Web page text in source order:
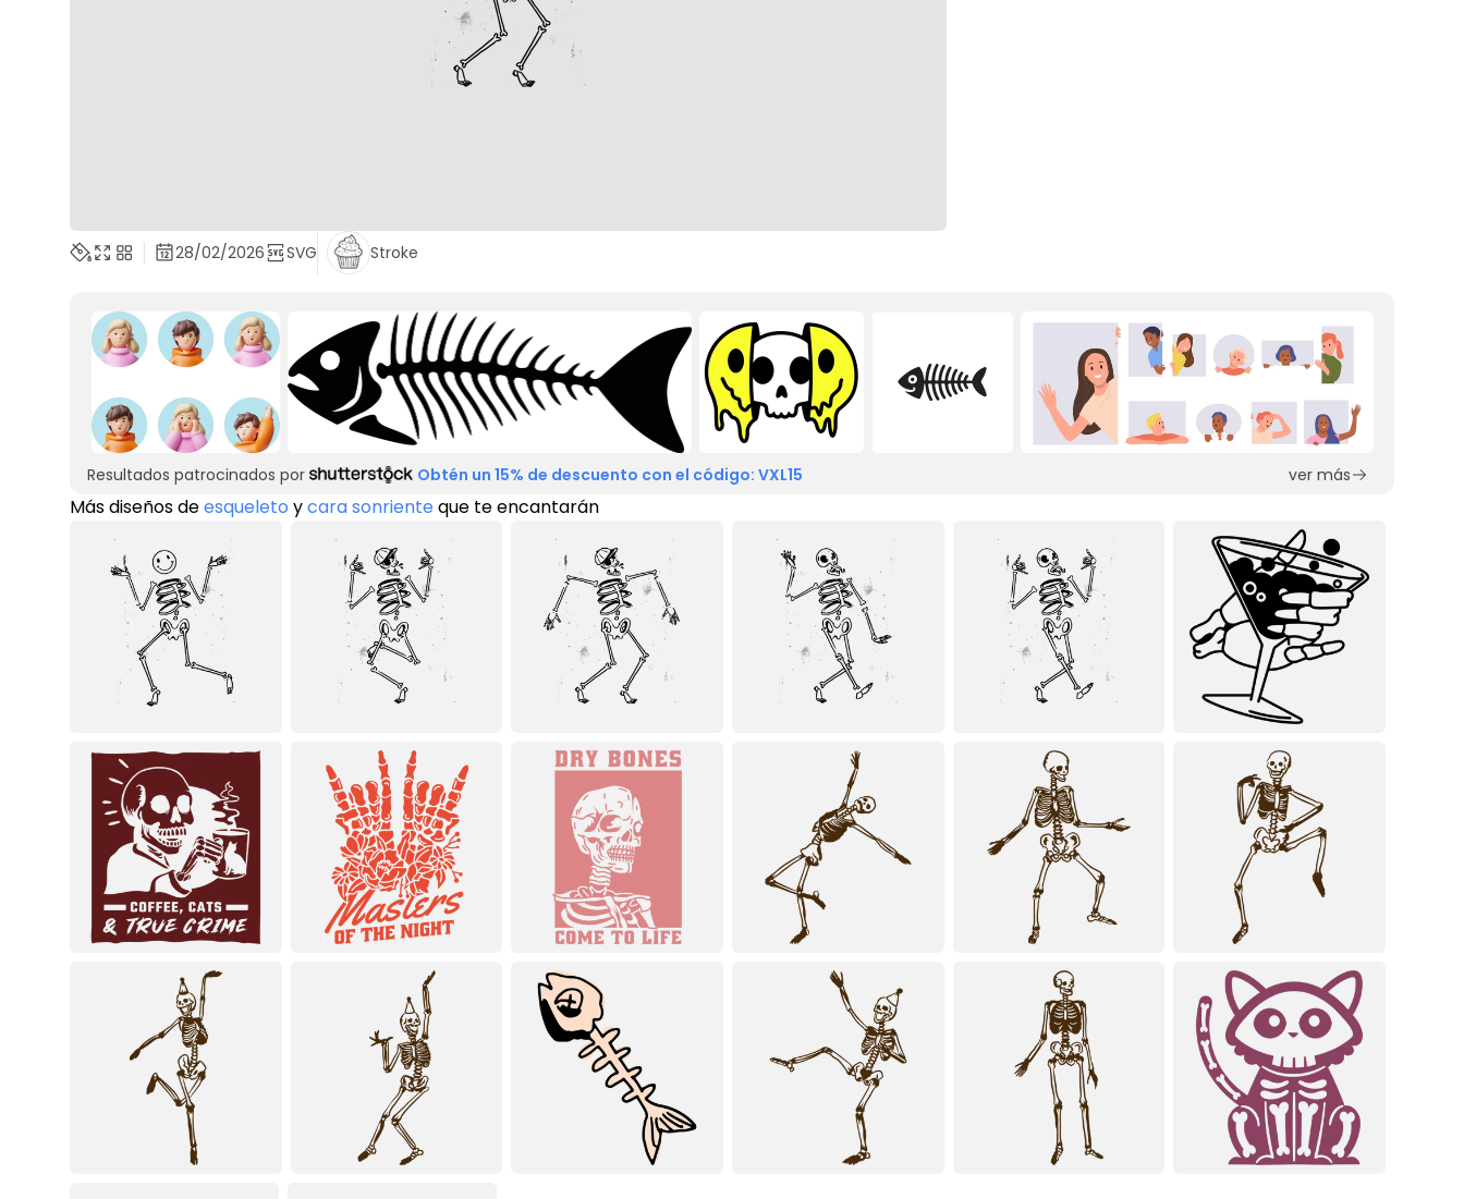
28/02/2026 SVG Stroke
Resultados patrocinados por Obtén un 15% de descuento con el código: VXL15 ver más
Más diseños deesqueleto ycara sonrienteque te encantarán